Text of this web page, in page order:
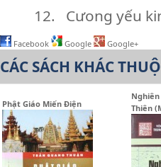
12. Cưong yếu
Facebook Google Google+
CÁC SÁCH KHÁC
Phật Giáo Miến Điện
Thiên